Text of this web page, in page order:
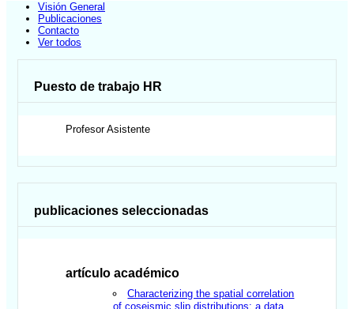
Visión General
Publicaciones
Contacto
Ver todos
Puesto de trabajo HR
Profesor Asistente
publicaciones seleccionadas
artículo académico
Characterizing the spatial correlation
of coseismic slip distributions: a data